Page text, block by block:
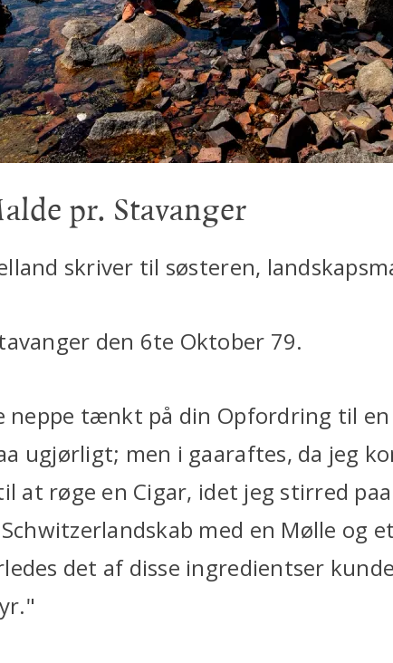
pr. Stavanger
skriver til søsteren,
den 6te Oktober 79.
neppe tænkt på din Opfordring til
ugjørligt; men i gaaraftes, da jeg
at røge en Cigar, idet jeg stirred
med en Mølle og
det af disse ingredientser